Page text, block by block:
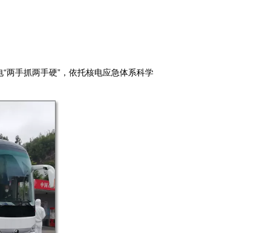
两手抓两手硬”，依托核电应急体系科学